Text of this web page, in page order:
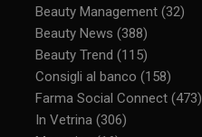
Beauty Management (32)
Beauty News (388)
Beauty Trend (115)
Consigli al banco (158)
Farma Social Connect (473)
In Vetrina (306)